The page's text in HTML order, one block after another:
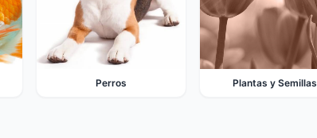
Perros Plantas y Semillas